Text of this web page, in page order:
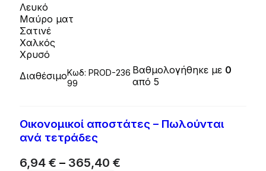
Λευκό
Μαύρο ματ
Σατινέ
Χαλκός
Χρυσό
ΔιαθέσιμοΚωδ: PROD-236
99
Βαθμολογήθηκε με 0
από 5
Οικονομικοί αποστάτες – Πωλούνται
ανά τετράδες
6,94 € – 365,40 €